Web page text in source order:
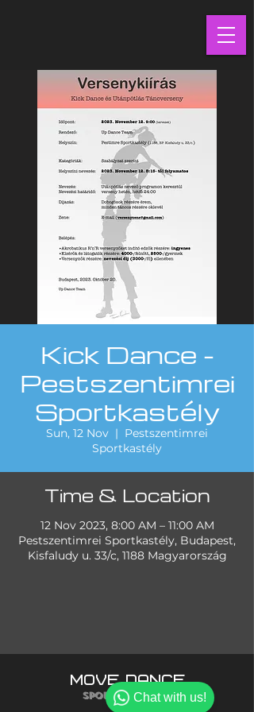
Kick Dance -
Pestszentimrei
Sportkastély
Sun, 12 Nov
  |
Pestszentimrei
Sportkastély
Time & Location
12 Nov 2023, 8:00 AM – 11:00 AM
Pestszentimrei Sportkastély, Budapest,
Kisfaludy u. 33/c, 1188 Magyarország
MOVE DANCE
SPORT ACADEMY
Chat with us!